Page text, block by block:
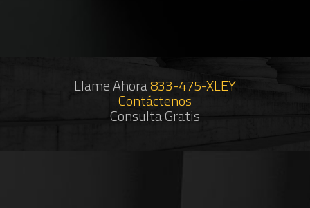
LlameAhora833-475-XLEY
Contáctenos
Consulta Gratis